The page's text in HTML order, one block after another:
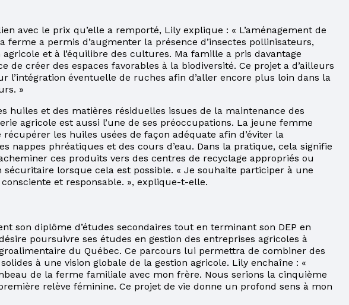
avec le prix qu’elle a remporté, Lily explique : « L’aménagement de
ferme a permis d’augmenter la présence d’insectes pollinisateurs,
et à l’équilibre des cultures. Ma famille a pris davantage
de créer des espaces favorables à la biodiversité. Ce projet a d’ailleurs
l’intégration éventuelle de ruches afin d’aller encore plus loin dans la
»
huiles et des matières résiduelles issues de la maintenance des
agricole est aussi l’une de ses préoccupations. La jeune femme
récupérer les huiles usées de façon adéquate afin d’éviter la
nappes phréatiques et des cours d’eau. Dans la pratique, cela signifie
ces produits vers des centres de recyclage appropriés ou
lorsque cela est possible. « Je souhaite participer à une
et responsable. », explique-t-elle.
son diplôme d’études secondaires tout en terminant son DEP en
poursuivre ses études en gestion des entreprises agricoles à
du Québec. Ce parcours lui permettra de combiner des
à une vision globale de la gestion agricole. Lily enchaîne : «
de la ferme familiale avec mon frère. Nous serions la cinquième
relève féminine. Ce projet de vie donne un profond sens à mon